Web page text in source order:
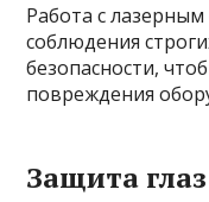
Работа с
соблюдения
безопасности,
повреждения
Защита глаз